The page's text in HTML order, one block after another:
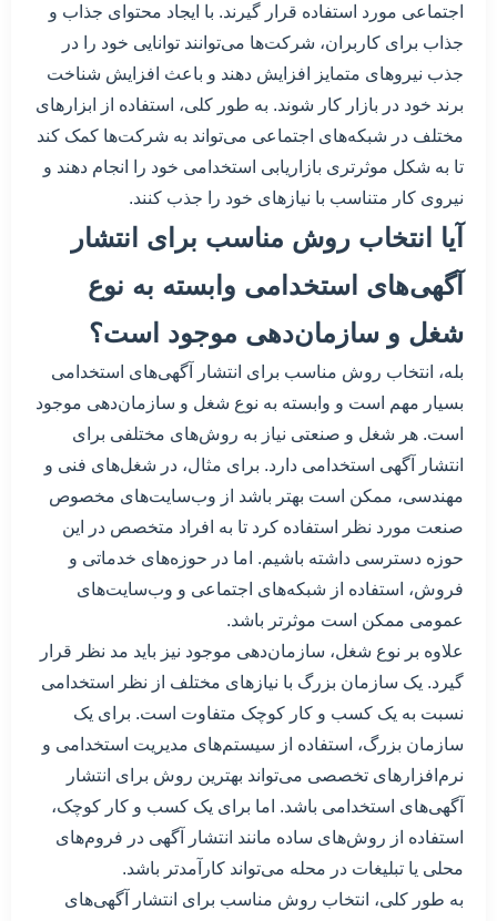
اجتماعی مورد استفاده قرار گیرند. با ایجاد محتوای جذاب و
جذاب برای کاربران، شرکت‌ها می‌توانند توانایی خود را در
جذب نیروهای متمایز افزایش دهند و باعث افزایش شناخت
برند خود در بازار کار شوند. به طور کلی، استفاده از ابزارهای
مختلف در شبکه‌های اجتماعی می‌تواند به شرکت‌ها کمک کند
تا به شکل موثرتری بازاریابی استخدامی خود را انجام دهند و
نیروی کار متناسب با نیازهای خود را جذب کنند.
آیا انتخاب روش مناسب برای انتشار
آگهی‌های استخدامی وابسته به نوع
شغل و سازمان‌دهی موجود است؟
بله، انتخاب روش مناسب برای انتشار آگهی‌های استخدامی
بسیار مهم است و وابسته به نوع شغل و سازمان‌دهی موجود
است. هر شغل و صنعتی نیاز به روش‌های مختلفی برای
انتشار آگهی استخدامی دارد. برای مثال، در شغل‌های فنی و
مهندسی، ممکن است بهتر باشد از وب‌سایت‌های مخصوص
صنعت مورد نظر استفاده کرد تا به افراد متخصص در این
حوزه دسترسی داشته باشیم. اما در حوزه‌های خدماتی و
فروش، استفاده از شبکه‌های اجتماعی و وب‌سایت‌های
عمومی ممکن است موثرتر باشد.
علاوه بر نوع شغل، سازمان‌دهی موجود نیز باید مد نظر قرار
گیرد. یک سازمان بزرگ با نیازهای مختلف از نظر استخدامی
نسبت به یک کسب و کار کوچک متفاوت است. برای یک
سازمان بزرگ، استفاده از سیستم‌های مدیریت استخدامی و
نرم‌افزارهای تخصصی می‌تواند بهترین روش برای انتشار
آگهی‌های استخدامی باشد. اما برای یک کسب و کار کوچک،
استفاده از روش‌های ساده مانند انتشار آگهی در فروم‌های
محلی یا تبلیغات در محله می‌تواند کارآمدتر باشد.
به طور کلی، انتخاب روش مناسب برای انتشار آگهی‌های